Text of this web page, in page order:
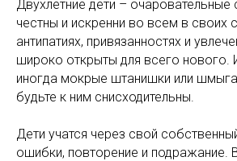
Двухлетние дети – очаровательные
честны и искренни во всем в своих
антипатиях, привязанностях и
широко открыты для всего нового.
иногда мокрые штанишки или
будьте к ним снисходительны.
Дети учатся через свой
ошибки, повторение и подражание.